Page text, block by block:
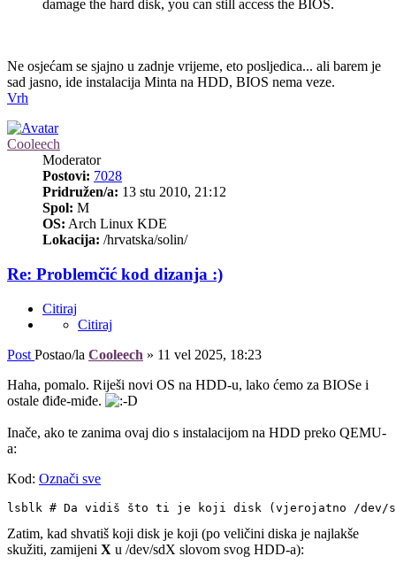
damage the hard disk, you can still access the BIOS.
Ne osjećam se sjajno u zadnje vrijeme, eto posljedica... ali barem je
sad jasno, ide instalacija Minta na HDD, BIOS nema veze.
Vrh
Cooleech
Moderator
Postovi: 7028
Pridružen/a: 13 stu 2010, 21:12
Spol: M
OS: Arch Linux KDE
Lokacija: /hrvatska/solin/
Re: Problemčić kod dizanja :)
Citiraj
Citiraj
Post Postao/la Cooleech » 11 vel 2025, 18:23
Haha, pomalo. Riješi novi OS na HDD-u, lako ćemo za BIOSe i
ostale điđe-miđe.
Inače, ako te zanima ovaj dio s instalacijom na HDD preko QEMU-
a:
Kod: Označi sve
lsblk # Da vidiš što ti je koji disk (vjerojatno /dev/
Zatim, kad shvatiš koji disk je koji (po veličini diska je najlakše
skužiti, zamijeni X u /dev/sdX slovom svog HDD-a):